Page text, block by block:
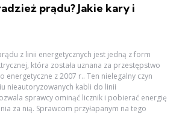
prądu? Jakie kary i
z linii energetycznych jest jedną z form
która została uznana za przestępstwo
energetyczne z 2007 r.. Ten nielegalny czyn
nieautoryzowanych kabli do linii
sprawcy ominąć licznik i pobierać energię
za nią. Sprawcom przyłapanym na tego